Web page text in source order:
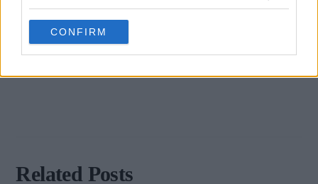
use your data for below specified purposes in below Google
consent section.
CONFIRM
→
Related Posts